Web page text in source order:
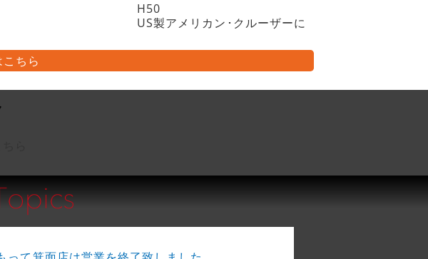
H50
US製アメリカン･クルーザーに
ちら